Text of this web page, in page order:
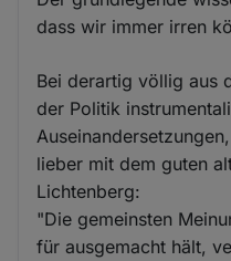
dass wir immer irren
Bei derartig völlig aus
der Politik
lieber mit dem guten
Lichtenberg:
"Die gemeinsten
für ausgemacht hält,